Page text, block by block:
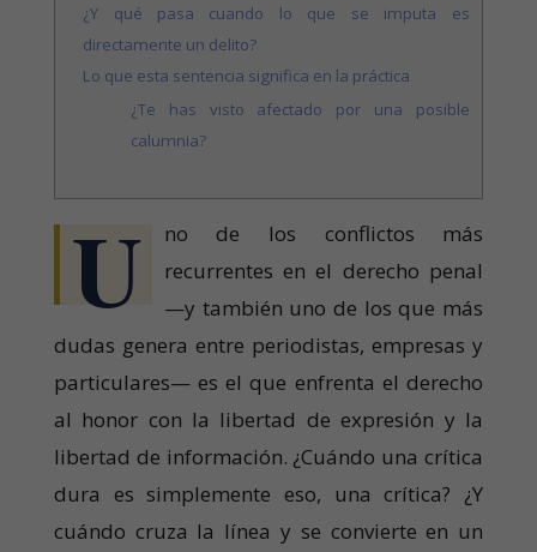
¿Y qué pasa cuando lo que se imputa es
directamente un delito?
Lo que esta sentencia significa en la práctica
¿Te has visto afectado por una posible
calumnia?
U
no de los conflictos más
recurrentes en el derecho penal
—y también uno de los que más
dudas genera entre periodistas, empresas y
particulares— es el que enfrenta el derecho
al honor con la libertad de expresión y la
libertad de información. ¿Cuándo una crítica
dura es simplemente eso, una crítica? ¿Y
cuándo cruza la línea y se convierte en un